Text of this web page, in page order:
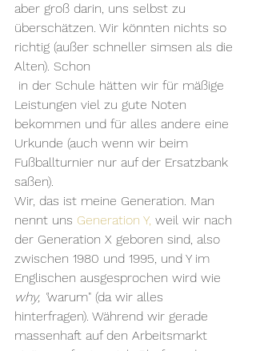
aber groß darin, uns selbst zu
überschätzen. Wir könnten nichts so
richtig (außer schneller simsen als die
Alten). Schon
Leistungen viel zu gute Noten
bekommen und für alles andere eine
Urkunde (auch wenn wir beim
Fußballturnier nur auf der Ersatzbank
saßen).
Wir, das ist meine Generation. Man
nennt uns Generation Y, weil wir nach
der Generation X geboren sind, also
zwischen 1980 und 1995, und Y im
Englischen ausgesprochen wird wie
why, "warum" (da wir alles
hinterfragen). Während wir gerade
massenhaft auf den Arbeitsmarkt